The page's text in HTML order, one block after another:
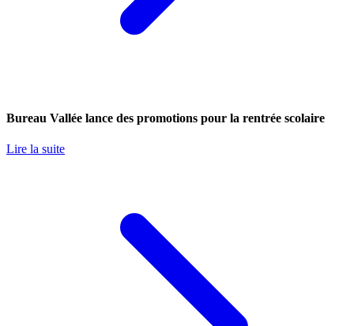
Bureau Vallée lance des promotions pour la rentrée scolaire
Lire la suite